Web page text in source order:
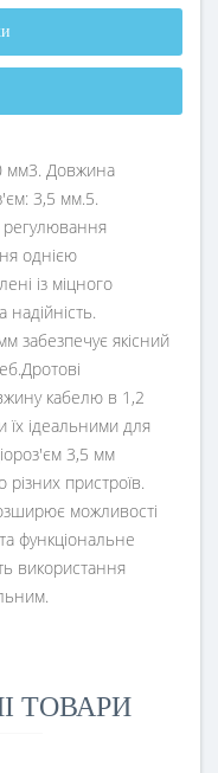
мм3. Довжина
3,5 мм.5.
регулювання
однією
із міцного
забезпечує якісний
кабелю в 1,2
їх ідеальними для
3,5 мм
пристроїв.
можливості
функціональне
використання
ТОВАРИ